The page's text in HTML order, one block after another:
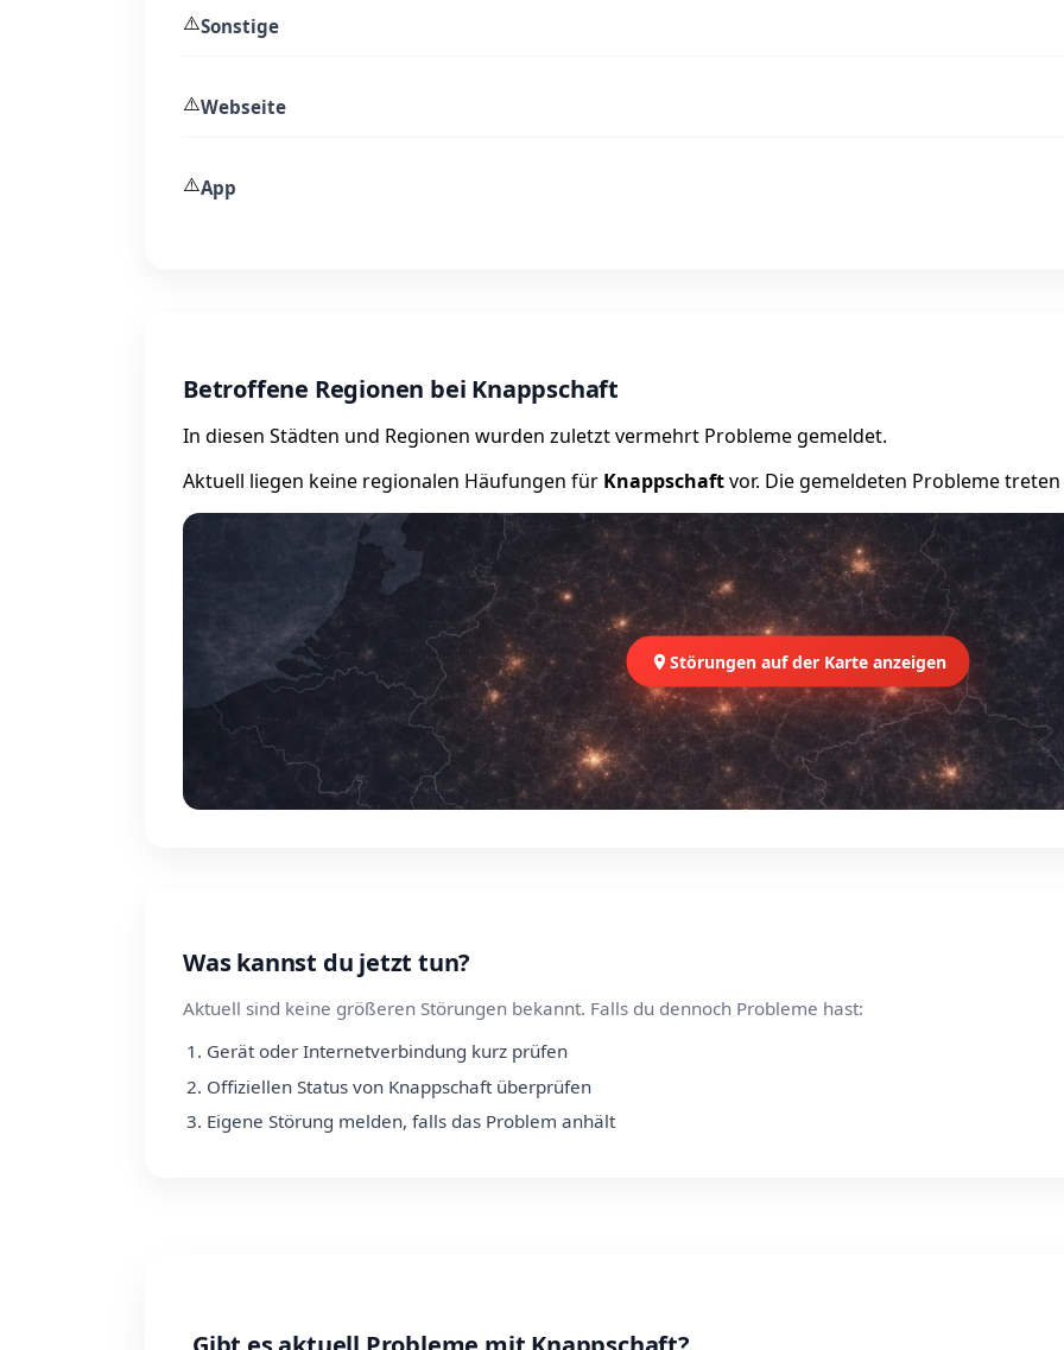
⚠️Sonstige
⚠️Webseite
⚠️App
Betroffene Regionen bei Knappschaft
In diesen Städten und Regionen wurden zuletzt vermehrt Probleme gemeldet.
Aktuell liegen keine regionalen Häufungen für Knappschaftvor. Die gemeldeten Probleme
Störungen auf der Karte anzeigen
Was kannst du jetzt tun?
Aktuell sind keine größeren Störungen bekannt. Falls du dennoch Probleme hast:
Gerät oder Internetverbindung kurz prüfen
Offiziellen Status von Knappschaft überprüfen
Eigene Störung melden, falls das Problem anhält